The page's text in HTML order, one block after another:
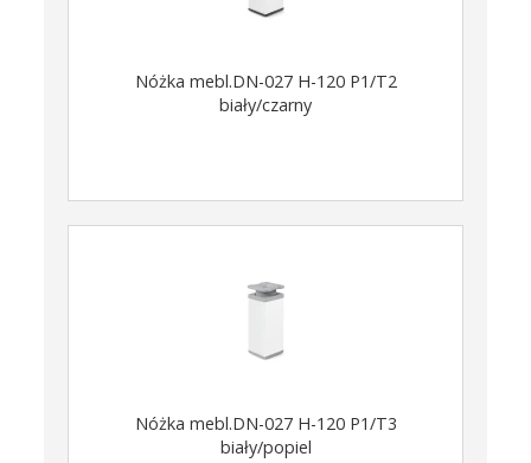
Nóżka mebl.DN-027 H-120 P1/T2
biały/czarny
Nóżka mebl.DN-027 H-120 P1/T3
biały/popiel